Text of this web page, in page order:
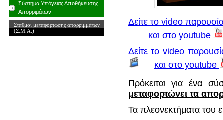
Σύστημα Υπόγειας Αποθήκευσης
Απορριμάτων
Σταθμοί μεταφόρτωσης απορριμμάτων
(Σ.Μ.Α.)
Δείτε το video
και στο youtube
Δείτε το video
και στο youtube
Πρόκειται για ένα
μεταφορτώνει τα
Τα πλεονεκτήματα του